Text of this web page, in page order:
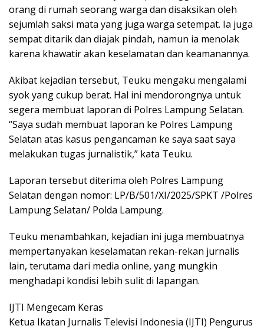
orang di rumah seorang warga dan disaksikan oleh
sejumlah saksi mata yang juga warga setempat. Ia juga
sempat ditarik dan diajak pindah, namun ia menolak
karena khawatir akan keselamatan dan keamanannya.
​Akibat kejadian tersebut, Teuku mengaku mengalami
syok yang cukup berat. Hal ini mendorongnya untuk
segera membuat laporan di Polres Lampung Selatan.​
“Saya sudah membuat laporan ke Polres Lampung
Selatan atas kasus pengancaman ke saya saat saya
melakukan tugas jurnalistik,” kata Teuku.
​Laporan tersebut diterima oleh Polres Lampung
Selatan dengan nomor: LP/B/501/XI/2025/SPKT /Polres
Lampung Selatan/ Polda Lampung.
​Teuku menambahkan, kejadian ini juga membuatnya
mempertanyakan keselamatan rekan-rekan jurnalis
lain, terutama dari media online, yang mungkin
menghadapi kondisi lebih sulit di lapangan.
​IJTI Mengecam Keras
​Ketua Ikatan Jurnalis Televisi Indonesia (IJTI) Pengurus